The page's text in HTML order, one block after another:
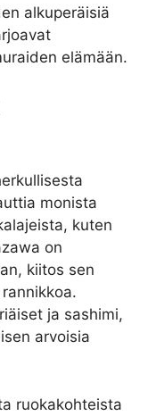
alkuperäisiä
elämään.
monista
kuten
on
kiitos sen
ja sashimi,
arvoisia
ruokakohteista